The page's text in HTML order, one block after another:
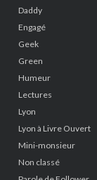
Daddy
Engagé
Geek
Green
Humeur
Lectures
Lyon
Lyon à Livre Ouvert
Mini-monsieur
Non classé